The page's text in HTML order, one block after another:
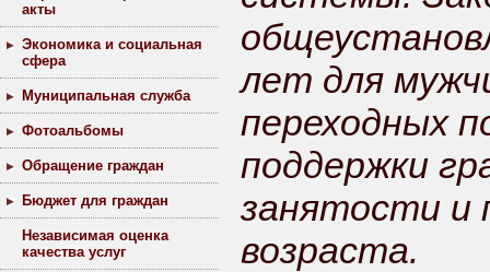
акты
Экономика и социальная
сфера
Муниципальная служба
Фотоальбомы
Обращение граждан
Бюджет для граждан
Независимая оценка
качества услуг
лет для
переходных
поддержки
занятости и
возраста.